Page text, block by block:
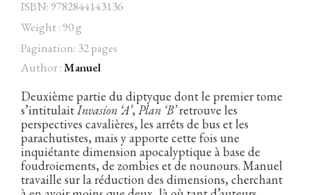
Facebook
ISBN: 9782844143136
Weight : 90 g
Pagination: 32 pages
Author :Manuel
Deuxième partie du diptyque dont le premier tome
s’intitulaitInvasion ‘A’, Plan ‘B’retrouve les
perspectives cavalières, les arrêts de bus et les
parachutistes, mais y apporte cette fois une
inquiétante dimension apocalyptique à base de
foudroiements, de zombies et de nounours. Manuel
travaille sur la réduction des dimensions, cherchant